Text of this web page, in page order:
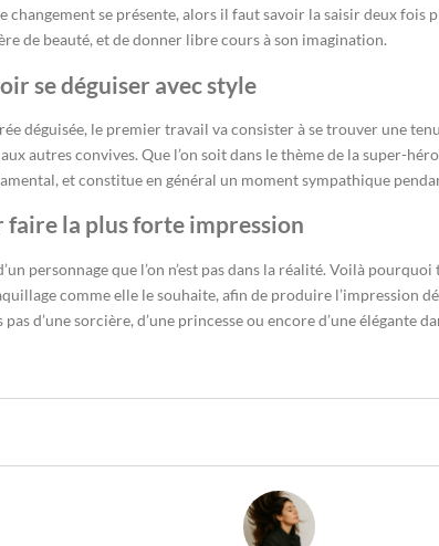
changement se présente, alors il faut savoir la saisir deux
de beauté, et de donner libre cours à son imagination.
se déguiser avec style
déguisée, le premier travail va consister à se trouver une
autres convives. Que l’on soit dans le thème de la super-
et constitue en général un moment sympathique
la plus forte impression
personnage que l’on n’est pas dans la réalité. Voilà
comme elle le souhaite, afin de produire l’impression
d’une sorcière, d’une princesse ou encore d’une élégante